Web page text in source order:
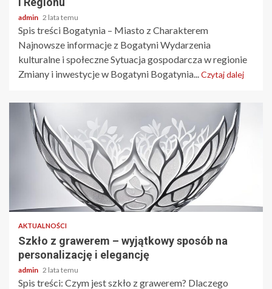
admin 2 lata temu
Spis treści Bogatynia – Miasto z Charakterem
Najnowsze informacje z Bogatyni Wydarzenia
kulturalne i społeczne Sytuacja gospodarcza w regionie
Zmiany i inwestycje w Bogatyni Bogatynia...Czytaj dalej
3 min odczytu
AKTUALNOŚCI
Szkło z grawerem – wyjątkowy sposób na
personalizację i elegancję
admin 2 lata temu
Spis treści: Czym jest szkło z grawerem? Dlaczego